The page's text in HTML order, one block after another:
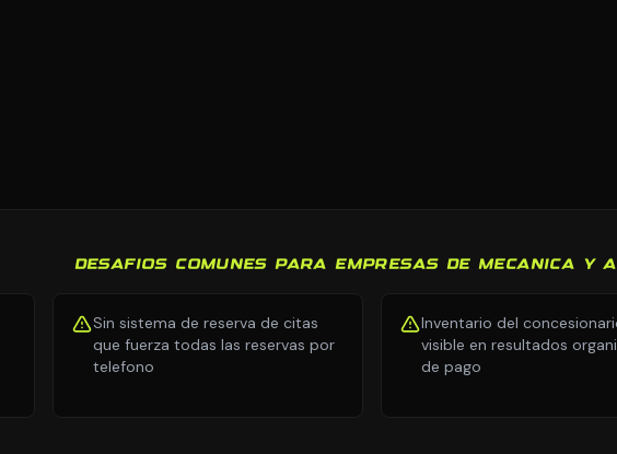
DESAFIOS COMUNES PARA EMPRESAS DE MECANICA Y
Sin sistema de reserva de citas
que fuerza todas las reservas por
telefono
Inventario del
visible en resultados
de pago